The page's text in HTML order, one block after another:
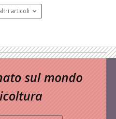
articoli
sul mondo